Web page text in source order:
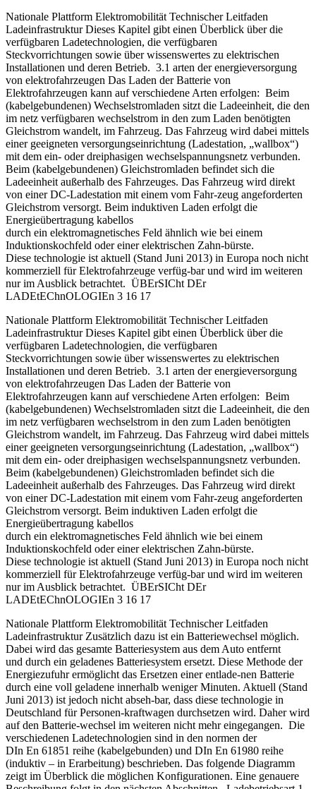
Nationale Plattform Elektromobilität Technischer Leitfaden
Ladeinfrastruktur Dieses Kapitel gibt einen Überblick über die
verfügbaren Ladetechnologien, die verfügbaren
Steckvorrichtungen sowie über wissenswertes zu elektrischen
Installationen und deren Betrieb. 3.1 arten der energieversorgung
von elektrofahrzeugen Das Laden der Batterie von
Elektrofahrzeugen kann auf verschiedene Arten erfolgen: Beim
(kabelgebundenen) Wechselstromladen sitzt die Ladeeinheit, die den
im netz verfügbaren wechselstrom in den zum Laden benötigten
Gleichstrom wandelt, im Fahrzeug. Das Fahrzeug wird dabei mittels
einer geeigneten versorgungseinrichtung (Ladestation, „wallbox“)
mit dem ein- oder dreiphasigen wechselspannungsnetz verbunden.
Beim (kabelgebundenen) Gleichstromladen befindet sich die
Ladeeinheit außerhalb des Fahrzeuges. Das Fahrzeug wird direkt
von einer DC-Ladestation mit einem vom Fahr-zeug angeforderten
Gleichstrom versorgt. Beim induktiven Laden erfolgt die
Energieübertragung kabellos
durch ein elektromagnetisches Feld ähnlich wie bei einem
Induktionskochfeld oder einer elektrischen Zahn-bürste.
Diese technologie ist aktuell (Stand Juni 2013) in Europa noch nicht
kommerziell für Elektrofahrzeuge verfüg-bar und wird im weiteren
nur im Ausblick betrachtet. ÜBErSICht DEr
LADEtEChnOLOGIEn 3 16 17
Nationale Plattform Elektromobilität Technischer Leitfaden
Ladeinfrastruktur Dieses Kapitel gibt einen Überblick über die
verfügbaren Ladetechnologien, die verfügbaren
Steckvorrichtungen sowie über wissenswertes zu elektrischen
Installationen und deren Betrieb. 3.1 arten der energieversorgung
von elektrofahrzeugen Das Laden der Batterie von
Elektrofahrzeugen kann auf verschiedene Arten erfolgen: Beim
(kabelgebundenen) Wechselstromladen sitzt die Ladeeinheit, die den
im netz verfügbaren wechselstrom in den zum Laden benötigten
Gleichstrom wandelt, im Fahrzeug. Das Fahrzeug wird dabei mittels
einer geeigneten versorgungseinrichtung (Ladestation, „wallbox“)
mit dem ein- oder dreiphasigen wechselspannungsnetz verbunden.
Beim (kabelgebundenen) Gleichstromladen befindet sich die
Ladeeinheit außerhalb des Fahrzeuges. Das Fahrzeug wird direkt
von einer DC-Ladestation mit einem vom Fahr-zeug angeforderten
Gleichstrom versorgt. Beim induktiven Laden erfolgt die
Energieübertragung kabellos
durch ein elektromagnetisches Feld ähnlich wie bei einem
Induktionskochfeld oder einer elektrischen Zahn-bürste.
Diese technologie ist aktuell (Stand Juni 2013) in Europa noch nicht
kommerziell für Elektrofahrzeuge verfüg-bar und wird im weiteren
nur im Ausblick betrachtet. ÜBErSICht DEr
LADEtEChnOLOGIEn 3 16 17
Nationale Plattform Elektromobilität Technischer Leitfaden
Ladeinfrastruktur Zusätzlich dazu ist ein Batteriewechsel möglich.
Dabei wird das gesamte Batteriesystem aus dem Auto entfernt
und durch ein geladenes Batteriesystem ersetzt. Diese Methode der
Energiezufuhr ermöglicht das Ersetzen einer entlade-nen Batterie
durch eine voll geladene innerhalb weniger Minuten. Aktuell (Stand
Juni 2013) ist jedoch nicht abseh-bar, dass diese technologie in
Deutschland für Personen-kraftwagen durchsetzen wird. Daher wird
auf den Batterie-wechsel im weiteren nicht mehr eingegangen. Die
verschiedenen Ladetechnologien sind in den normen der
DIn En 61851 reihe (kabelgebunden) und DIn En 61980 reihe
(induktiv – in Erarbeitung) beschrieben. Das folgende Diagramm
zeigt im Überblick die möglichen Konfigurationen. Eine genauere